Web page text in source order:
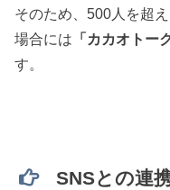
そのため、500人を超
場合には 「カカオトー
す。
SNSとの連